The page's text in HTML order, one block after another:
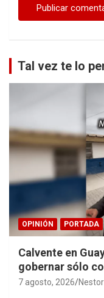
Tal vez te lo
OPINIÓN PORTADA
Calvente en
gobernar sólo
7 agosto, 2026